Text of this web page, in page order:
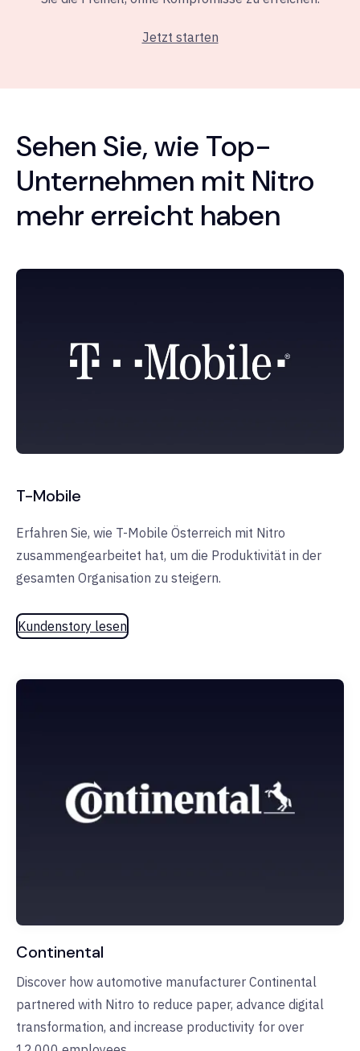
Jetzt starten
Sehen Sie, wie Top-
Unternehmen mit Nitro
mehr erreicht haben
T-Mobile
Erfahren Sie, wie T-Mobile Österreich mit Nitro
zusammengearbeitet hat, um die Produktivität in der
gesamten Organisation zu steigern.
Kundenstory lesen
Continental
Discover how automotive manufacturer Continental
partnered with Nitro to reduce paper, advance digital
transformation, and increase productivity for over